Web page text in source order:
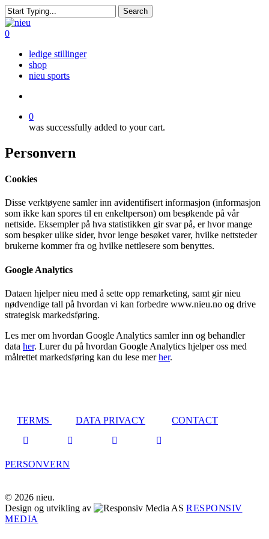
Skip
to
main
Search
Close
Search
search
0
ledige stillinger
shop
nieu sports
0
was successfully added to your cart.
Personvern
Cookies
Disse verktøyene samler inn avidentifisert informasjon (informasjon
som ikke kan spores til en enkeltperson) om besøkende på vår
nettside. Eksempler på hva statistikken gir svar på, er hvor mange
som besøker ulike sider, hvor lenge besøket varer, hvilke nettsteder
brukerne kommer fra og hvilke nettlesere som benyttes.
Google Analytics
Dataen hjelper nieu med å sette opp remarketing, samt gir nieu
nødvendige tall på hvordan vi kan forbedre www.nieu.no og drive
strategisk markedsføring.
Les mer om hvordan Google Analytics samler inn og behandler
data her. Lurer du på hvordan Google Analytics hjelper oss med
målrettet markedsføring kan du lese merher.
TERMS DATA PRIVACY CONTACT
PERSONVERN
© 2026 nieu.
Design og utvikling av
RESPONSIV
MEDIA